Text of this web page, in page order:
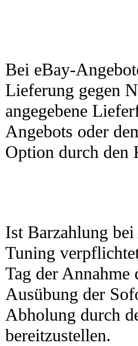
Bei eBay-
Lieferung gegen
angegebene
Angebots oder
Option durch den
Ist Barzahlung
Tuning
Tag der Annahme
Ausübung der
Abholung durch
bereitzustellen.